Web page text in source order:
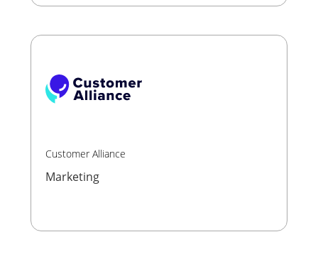
Customer Alliance
Marketing